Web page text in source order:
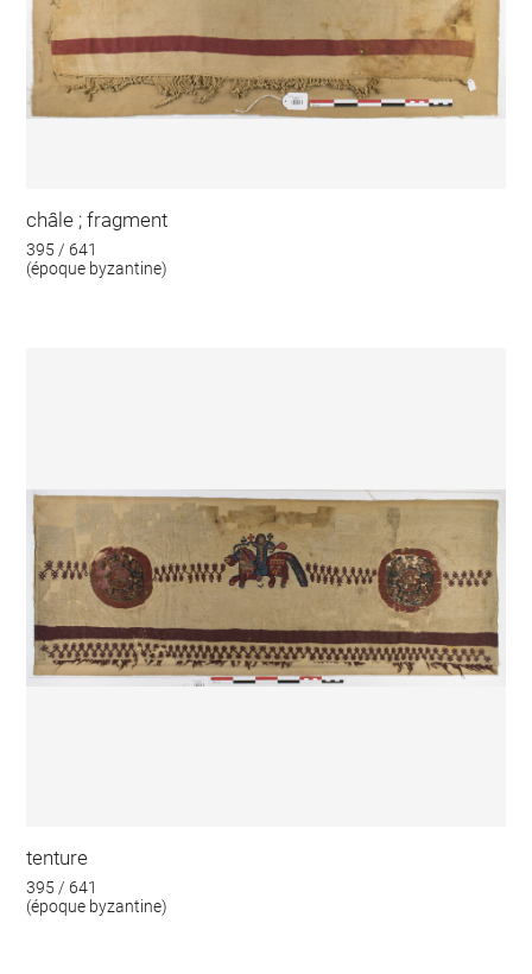
châle ; fragment
395 / 641
(époque byzantine)
tenture
395 / 641
(époque byzantine)